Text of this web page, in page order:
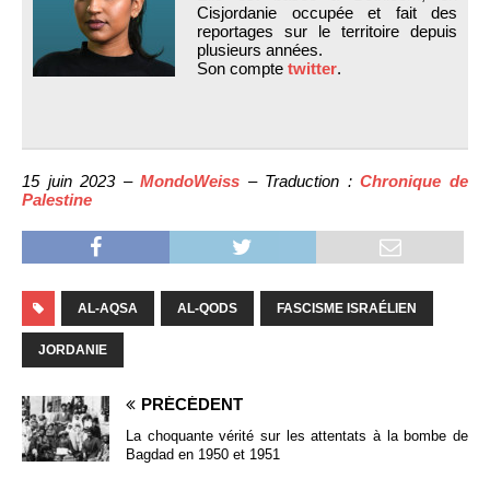
Cisjordanie occupée et fait des
reportages sur le territoire depuis
plusieurs années.
Son compte twitter.
15 juin 2023 –MondoWeiss – Traduction :Chronique de
Palestine
AL-AQSA AL-QODS FASCISME ISRAÉLIEN
JORDANIE
PRÉCÉDENT
La choquante vérité sur les attentats à la bombe de
Bagdad en 1950 et 1951